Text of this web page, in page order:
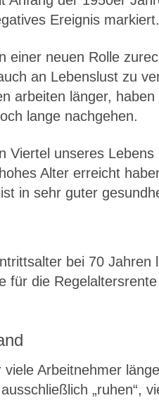
Ereignis markiert.
einer neuen Rolle
an Lebenslust zu
arbeiten länger,
lange nachgehen.
Viertel unseres
Alter erreicht
in sehr guter
bei 70
für die
Arbeitnehmer
„ruhen“,